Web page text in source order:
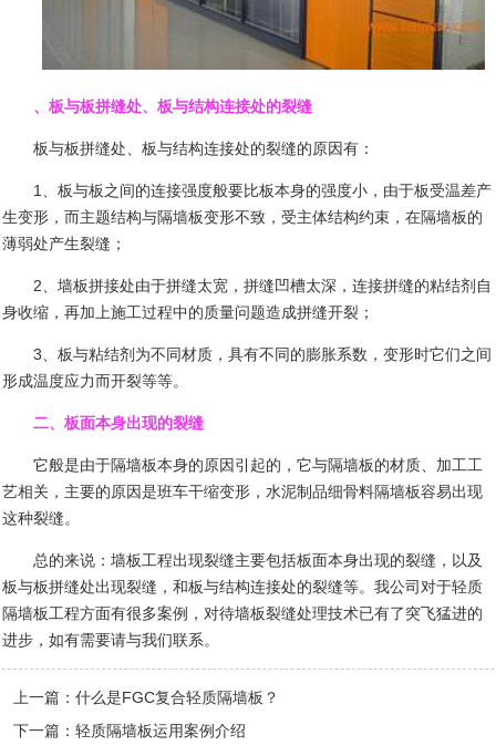
、板与板拼缝处、板与结构连接处的裂缝
板与板拼缝处、板与结构连接处的裂缝的原因有：
1
、板与板之间的连接强度般要比板本身的强度小，由于板受温差产
生变形，而主题结构与隔墙板变形不致，受主体结构约束，在隔墙板的
薄弱处产生裂缝；
2 、墙板拼接处由于拼缝太宽，拼缝凹槽太深，连接拼缝的粘结剂自
身收缩，再加上施工过程中的质量问题造成拼缝开裂；
3 、板与粘结剂为不同材质，具有不同的膨胀系数，变形时它们之间
形成温度应力而开裂等等。
二、板面本身出现的裂缝
它般是由于隔墙板本身的原因引起的，它与隔墙板的材质、加工工
艺相关，主要的原因是班车干缩变形，水泥制品细骨料隔墙板容易出现
这种裂缝。
总的来说：墙板工程出现裂缝主要包括板面本身出现的裂缝，以及
板与板拼缝处出现裂缝，和板与结构连接处的裂缝等。我公司对于轻质
隔墙板工程方面有很多案例，对待墙板裂缝处理技术已有了突飞猛进的
进步，如有需要请与我们联系。
上一篇：什么是FGC复合轻质隔墙板？
下一篇：轻质隔墙板运用案例介绍